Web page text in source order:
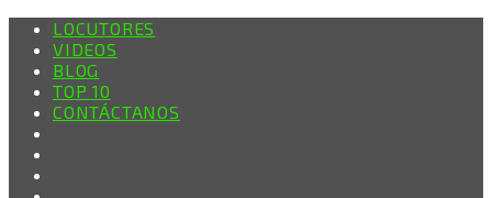
LOCUTORES
VIDEOS
BLOG
TOP 10
CONTÁCTANOS